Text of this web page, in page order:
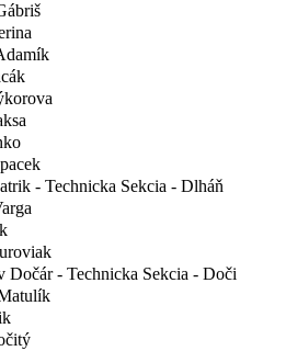
- Technicka Sekcia - Dlháň
Dočár - Technicka Sekcia - Doči